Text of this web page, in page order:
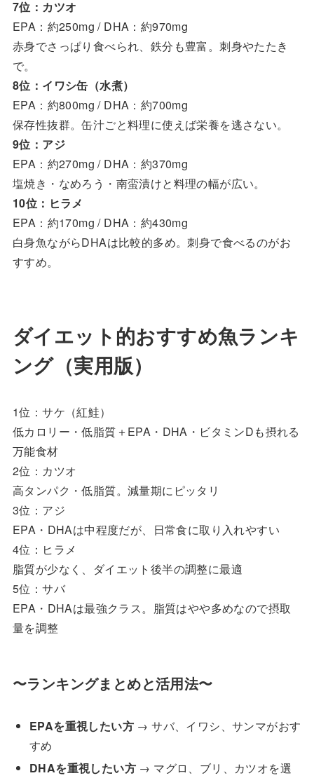
7位：カツオ
EPA：約250mg / DHA：約970mg
赤身でさっぱり食べられ、鉄分も豊富。刺身やたたき
で。
8位：イワシ缶（水煮）
EPA：約800mg / DHA：約700mg
保存性抜群。缶汁ごと料理に使えば栄養を逃さない。
9位：アジ
EPA：約270mg / DHA：約370mg
塩焼き・なめろう・南蛮漬けと料理の幅が広い。
10位：ヒラメ
EPA：約170mg / DHA：約430mg
白身魚ながらDHAは比較的多め。刺身で食べるのがお
すすめ。
ダイエット的おすすめ魚ランキ
ング（実用版）
1位：サケ（紅鮭）
低カロリー・低脂質＋EPA・DHA・ビタミンDも摂れる
万能食材
2位：カツオ
高タンパク・低脂質。減量期にピッタリ
3位：アジ
EPA・DHAは中程度だが、日常食に取り入れやすい
4位：ヒラメ
脂質が少なく、ダイエット後半の調整に最適
5位：サバ
EPA・DHAは最強クラス。脂質はやや多めなので摂取
量を調整
〜ランキングまとめと活用法〜
EPAを重視したい方→ サバ、イワシ、サンマがおす
すめ
DHAを重視したい方→ マグロ、ブリ、カツオを選